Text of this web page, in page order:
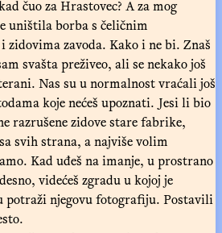
čuo za Hrastovec? A za mog
uništila borba s čeličnim
zavoda. Kako i ne bi. Znaš
svašta preživeo, ali se nekako još
Nas su u normalnost vraćali još
koje nećeš upoznati. Jesi li bio
razrušene zidove stare fabrike,
svih strana, a najviše volim
Kad uđeš na imanje, u prostrano
videćeš zgradu u kojoj je
potraži njegovu fotografiju. Postavili